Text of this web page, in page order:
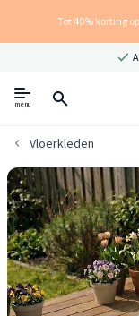
Tot 40% korting
menu
Vloerkleden